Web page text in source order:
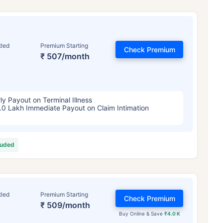
Premium Starting
₹ 507/month
Check Premium
Payout on Terminal Illness
Lakh Immediate Payout on Claim Intimation
Premium Starting
₹ 509/month
Buy Online & Save ₹4.0 K
Check Premium